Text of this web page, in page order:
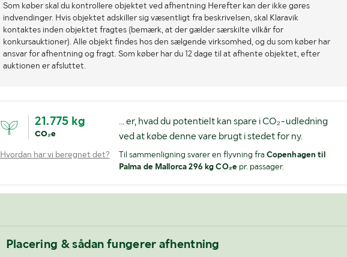
Som køber skal du kontrollere objektet ved afhentning Herefter kan der ikke gøres
indvendinger. Hvis objektet adskiller sig væsentligt fra beskrivelsen, skal Klaravik
kontaktes inden objektet fragtes (bemærk, at der gælder særskilte vilkår for
konkursauktioner). Alle objekt findes hos den sælgende virksomhed, og du som køber har
ansvar for afhentning og fragt. Som køber har du 12 dage til at afhente objektet, efter
auktionen er afsluttet.
21.775 kg
CO₂e
Hvordan har vi beregnet det?
... er, hvad du potentielt kan spare i CO₂-udledning
ved at købe denne vare brugt i stedet for ny.
Til sammenligning svarer en flyvning fra Copenhagen til
Palma de Mallorca 296 kg CO₂e pr. passager.
Placering & sådan fungerer afhentning